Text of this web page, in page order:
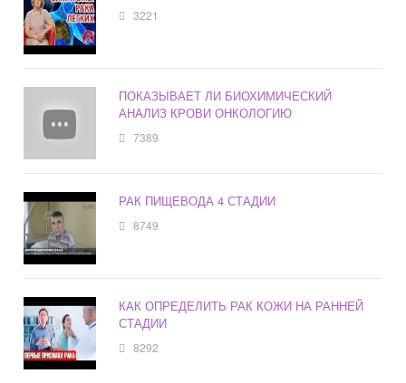
3221
ПОКАЗЫВАЕТ ЛИ БИОХИМИЧЕСКИЙ
АНАЛИЗ КРОВИ ОНКОЛОГИЮ
7389
РАК ПИЩЕВОДА 4 СТАДИИ
8749
КАК ОПРЕДЕЛИТЬ РАК КОЖИ НА РАННЕЙ
СТАДИИ
8292